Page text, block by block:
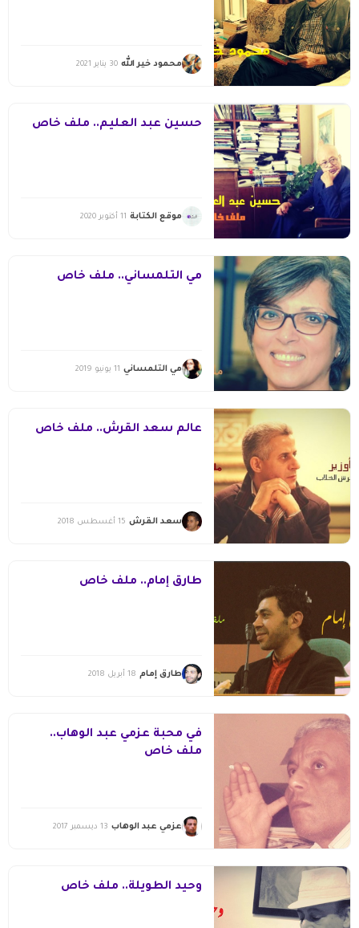
محمود خير الله 30 يناير 2021
حسين عبد العليم.. ملف خاص
موقع الكتابة 11 أكتوبر 2020
مي التلمساني.. ملف خاص
مي التلمساني 11 يونيو 2019
عالم سعد القرش.. ملف خاص
سعد القرش 15 أغسطس 2018
طارق إمام.. ملف خاص
طارق إمام 18 أبريل 2018
في محبة عزمي عبد الوهاب..
ملف خاص
عزمي عبد الوهاب 13 ديسمبر 2017
وحيد الطويلة.. ملف خاص